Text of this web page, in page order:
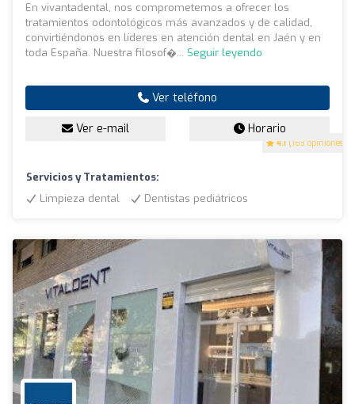
4.1 (163 opiniones)
En vivantadental, nos comprometemos a ofrecer los
tratamientos odontológicos más avanzados y de calidad,
convirtiéndonos en líderes en atención dental en Jaén y en
toda España. Nuestra filosof�... Seguir leyendo
Ver teléfono
Ver e-mail Horario
Servicios y Tratamientos:
Limpieza dental
Dentistas pediátricos